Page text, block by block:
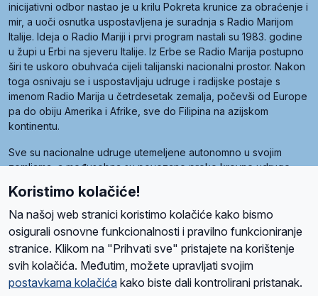
inicijativni odbor nastao je u krilu Pokreta krunice za obraćenje i
mir, a uoči osnutka uspostavljena je suradnja s Radio Marijom
Italije. Ideja o Radio Mariji i prvi program nastali su 1983. godine
u župi u Erbi na sjeveru Italije. Iz Erbe se Radio Marija postupno
širi te uskoro obuhvaća cijeli talijanski nacionalni prostor. Nakon
toga osnivaju se i uspostavljaju udruge i radijske postaje s
imenom Radio Marija u četrdesetak zemalja, počevši od Europe
pa do obiju Amerika i Afrike, sve do Filipina na azijskom
kontinentu.
Sve su nacionalne udruge utemeljene autonomno u svojim
zemljama, a međusobna su povezane preko krovne udruge
Radio Maria). Svjetsku obitelj utemeljilo je sedam članica, među
kojima je i hrvatska Udruga Radio Marija.
O namaRadio ProgramVolonteriPrijateljiKontaktPravila privatnosti
Koristimo kolačiće!
Na našoj web stranici koristimo kolačiće kako bismo
osigurali osnovne funkcionalnosti i pravilno funkcioniranje
stranice. Klikom na "Prihvati sve" pristajete na korištenje
svih kolačića. Međutim, možete upravljati svojim
postavkama kolačića kako biste dali kontrolirani pristanak.